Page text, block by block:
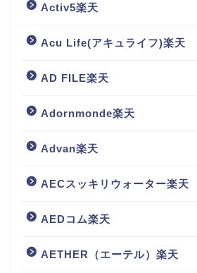
Activ5楽天
Acu Life(アキュライフ)楽天
AD FILE楽天
Adornmonde楽天
Advan楽天
AECスッキリウォーター楽天
AEDコム楽天
AETHER（エーテル）楽天